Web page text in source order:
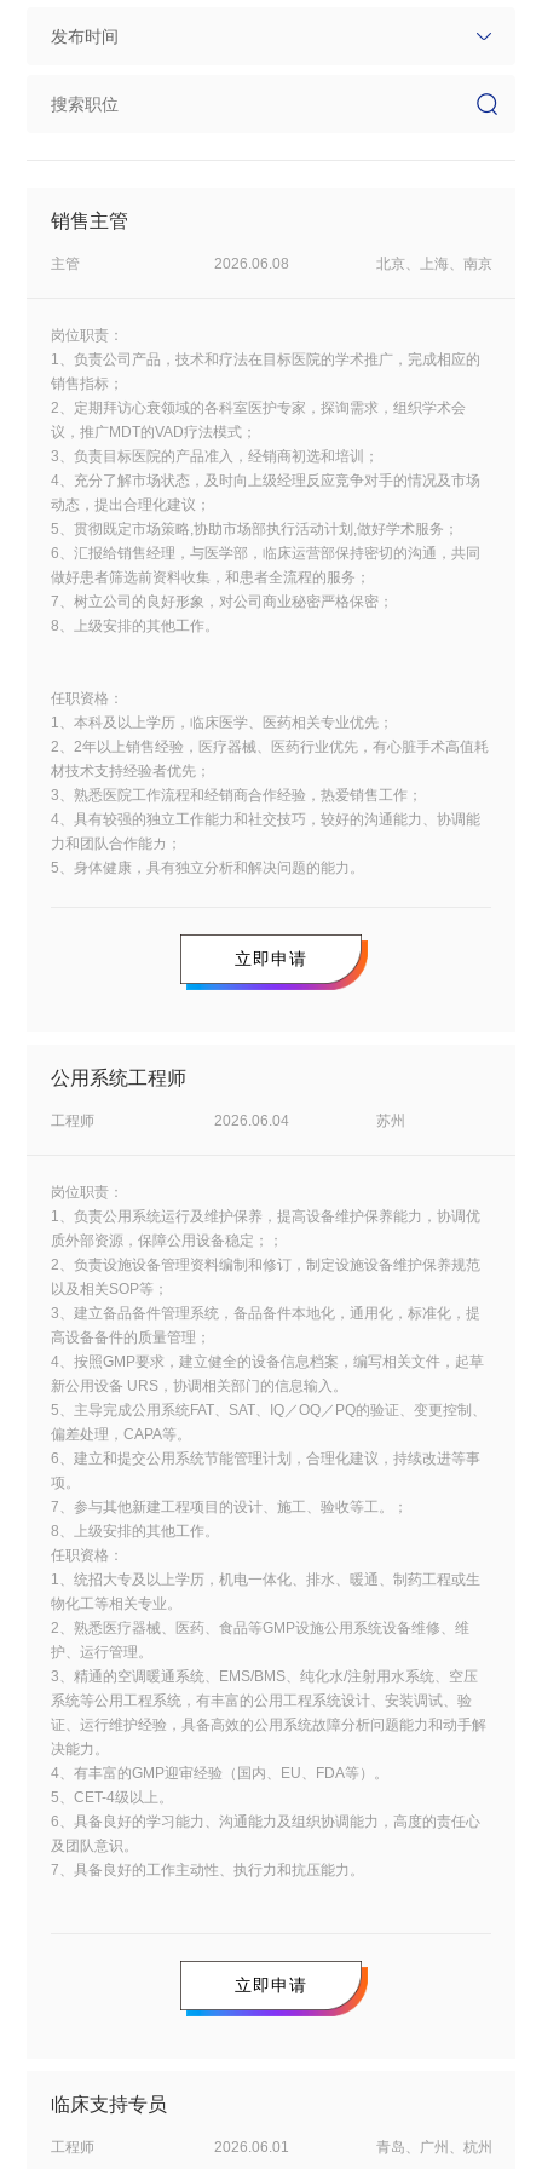
销售主管
主管 2026.06.08 北京、上海、南京
岗位职责：
1、负责公司产品，技术和疗法在目标医院的学术推广，完成相应的
销售指标；
2、定期拜访心衰领域的各科室医护专家，探询需求，组织学术会
议，推广MDT的VAD疗法模式；
3、负责目标医院的产品准入，经销商初选和培训；
4、充分了解市场状态，及时向上级经理反应竞争对手的情况及市场
动态，提出合理化建议；
5、贯彻既定市场策略,协助市场部执行活动计划,做好学术服务；
6、汇报给销售经理，与医学部，临床运营部保持密切的沟通，共同
做好患者筛选前资料收集，和患者全流程的服务；
7、树立公司的良好形象，对公司商业秘密严格保密；
8、上级安排的其他工作。
任职资格：
1、本科及以上学历，临床医学、医药相关专业优先；
2、2年以上销售经验，医疗器械、医药行业优先，有心脏手术高值耗
材技术支持经验者优先；
3、熟悉医院工作流程和经销商合作经验，热爱销售工作；
4、具有较强的独立工作能力和社交技巧，较好的沟通能力、协调能
力和团队合作能カ；
5、身体健康，具有独立分析和解决问题的能力。
立即申请
公用系统工程师
工程师 2026.06.04 苏州
岗位职责：
1、负责公用系统运行及维护保养，提高设备维护保养能力，协调优
质外部资源，保障公用设备稳定；；
2、负责设施设备管理资料编制和修订，制定设施设备维护保养规范
以及相关SOP等；
3、建立备品备件管理系统，备品备件本地化，通用化，标准化，提
高设备备件的质量管理；
4、按照GMP要求，建立健全的设备信息档案，编写相关文件，起草
新公用设备 URS，协调相关部门的信息输入。
5、主导完成公用系统FAT、SAT、IQ／OQ／PQ的验证、变更控制、
偏差处理，CAPA等。
6、建立和提交公用系统节能管理计划，合理化建议，持续改进等事
项。
7、参与其他新建工程项目的设计、施工、验收等工。；
8、上级安排的其他工作。
任职资格：
1、统招大专及以上学历，机电一体化、排水、暖通、制药工程或生
物化工等相关专业。
2、熟悉医疗器械、医药、食品等GMP设施公用系统设备维修、维
护、运行管理。
3、精通的空调暖通系统、EMS/BMS、纯化水/注射用水系统、空压
系统等公用工程系统，有丰富的公用工程系统设计、安装调试、验
证、运行维护经验，具备高效的公用系统故障分析问题能力和动手解
决能力。
4、有丰富的GMP迎审经验（国内、EU、FDA等）。
5、CET-4级以上。
6、具备良好的学习能力、沟通能力及组织协调能力，高度的责任心
及团队意识。
7、具备良好的工作主动性、执行力和抗压能力。
立即申请
临床支持专员
工程师 2026.06.01 青岛、广州、杭州